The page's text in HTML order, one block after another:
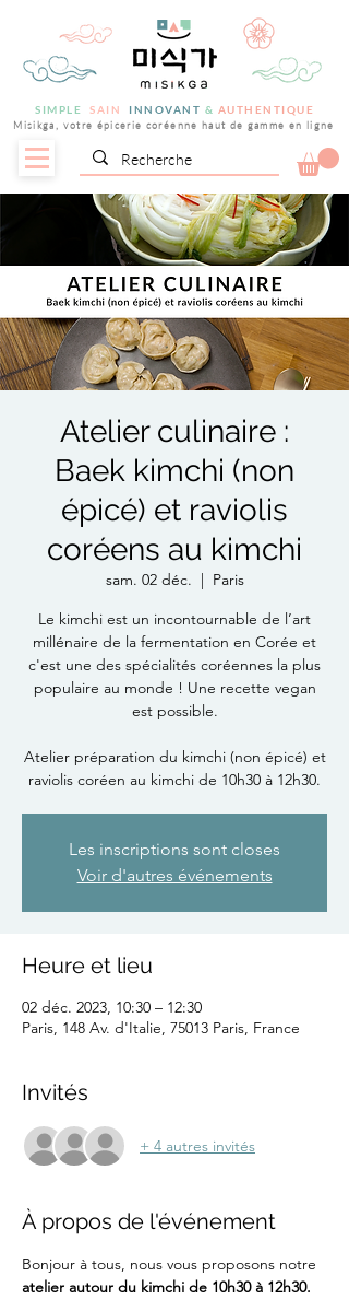
SIMPLE SAIN INNOVANT & AUTHENTIQUE
Misikga, votre épicerie coréenne haut de gamme en ligne
Atelier culinaire :
Baek kimchi (non
épicé) et raviolis
coréens au kimchi
sam. 02 déc.
  |
Paris
Le kimchi est un incontournable de l’art
millénaire de la fermentation en Corée et
c'est une des spécialités coréennes la plus
populaire au monde ! Une recette vegan
est possible.
Atelier préparation du kimchi (non épicé) et
raviolis coréen au kimchi de 10h30 à 12h30.
Les inscriptions sont closes
Voir d'autres événements
Heure et lieu
02 déc. 2023, 10:30 – 12:30
Paris, 148 Av. d'Italie, 75013 Paris, France
Invités
+ 4 autres invités
À propos de l'événement
Bonjour à tous, nous vous proposons notre
atelier autour du kimchi de 10h30 à 12h30.